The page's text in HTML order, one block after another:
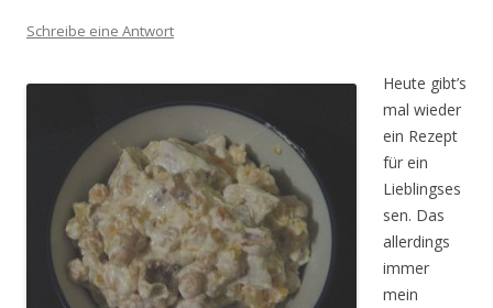
Schreibe eine Antwort
Heute gibt’s
mal wieder
ein Rezept
für ein
Lieblingses
sen. Das
allerdings
immer
mein